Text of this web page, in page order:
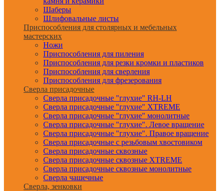
Шаберы
Шлифовальные листы
Приспособления для столярных и мебельных
мастерских
Ножи
Приспособления для пиления
Приспособления для резки кромки и пластиков
Приспособления для сверления
Приспособления для фрезерования
Сверла присадочные
Сверла присадочные "глухие" RH-LH
Сверла присадочные "глухие" XTREME
Сверла присадочные "глухие" монолитные
Сверла присадочные "глухие". Левое вращение
Сверла присадочные "глухие". Правое вращение
Сверла присадочные с резьбовым хвостовиком
Сверла присадочные сквозные
Сверла присадочные сквозные XTREME
Сверла присадочные сквозные монолитные
Сверла чашечные
Сверла, зенковки